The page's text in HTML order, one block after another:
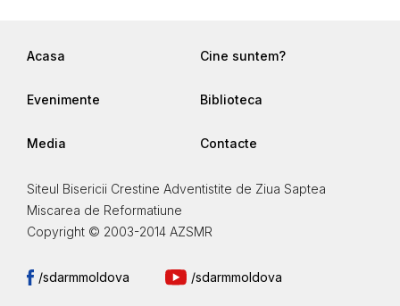
Acasa Cine suntem?
Evenimente Biblioteca
Media Contacte
Siteul Bisericii Crestine Adventistite de Ziua Saptea
Miscarea de Reformatiune
Copyright © 2003-2014 AZSMR
/sdarmmoldova /sdarmmoldova